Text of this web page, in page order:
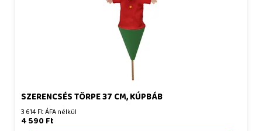
SZERENCSÉS TÖRPE 37 CM, KÚPBÁB
3 614 Ft ÁFA nélkül
4 590 Ft